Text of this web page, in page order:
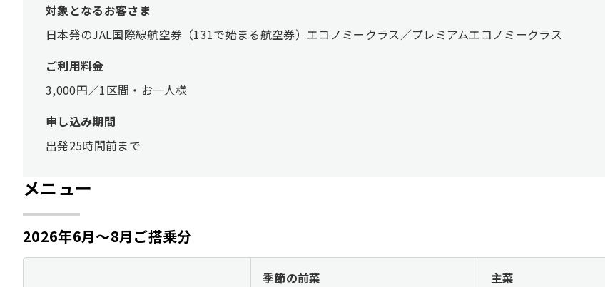
対象となるお客さま
日本発のJAL国際線航空券（131で始まる航空券）エコノミークラス／プレミアムエコノミークラス
ご利用料金
3,000円／1区間・お一人様
申し込み期間
出発25時間前まで
メニュー
2026年6月～8月ご搭乗分
季節の前菜 主菜